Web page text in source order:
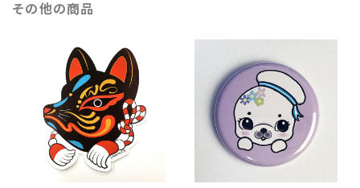
その他の商品